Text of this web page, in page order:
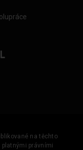
na těchto
právními